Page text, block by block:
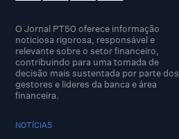
O Jornal PT50 oferece informação
noticiosa rigorosa, responsável e
relevante sobre o setor financeiro,
contribuindo para uma tomada de
decisão mais sustentada por parte dos
gestores e lideres da banca e área
financeira.
NOTÍCIAS